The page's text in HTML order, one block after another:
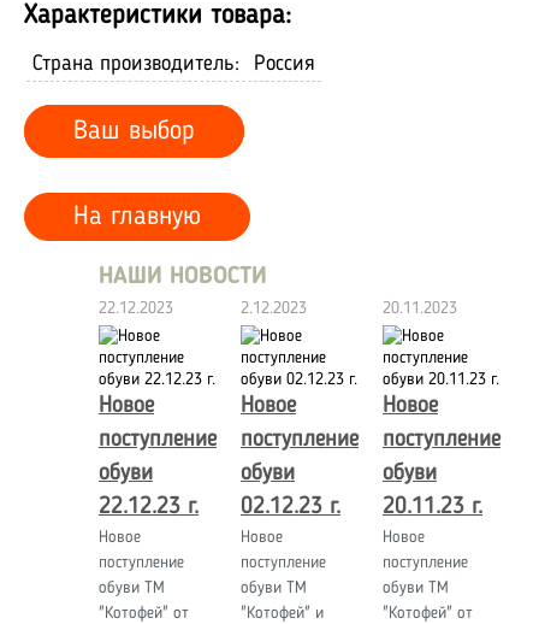
Характеристики товара:
Страна производитель: Россия
Ваш выбор
На главную
НАШИ НОВОСТИ
22.12.2023
Новое
поступление
обуви
22.12.23 г.
Новое
поступление
обуви ТМ
"Котофей" от
2.12.2023
Новое
поступление
обуви
02.12.23 г.
Новое
поступление
обуви ТМ
"Котофей" и
20.11.2023
Новое
поступление
обуви
20.11.23 г.
Новое
поступление
обуви ТМ
"Котофей" от